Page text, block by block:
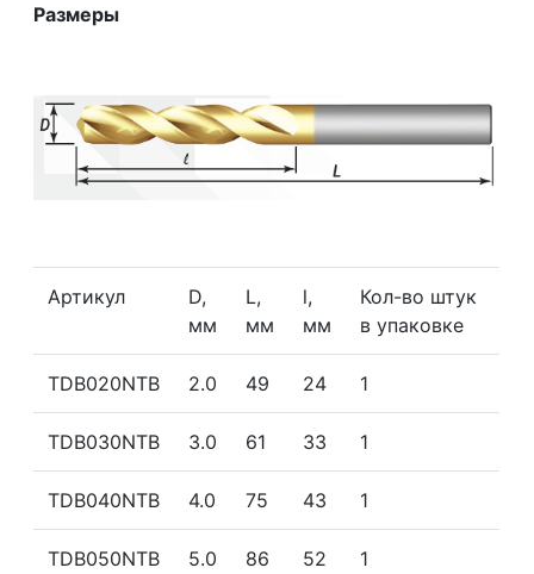
Размеры
Артикул
D,
мм
L,
мм
l,
мм
Кол-во штук
в упаковке
TDB020NTB 2.0 49 24 1
TDB030NTB 3.0 61 33 1
TDB040NTB 4.0 75 43 1
TDB050NTB 5.0 86 52 1